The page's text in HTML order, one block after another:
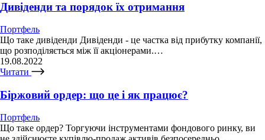
Дивіденди та порядок їх отримання
Портфель
Що таке дивіденди Дивіденди - це частка від прибутку компанії,
що розподіляється між її акціонерами.…
19.08.2022
Читати
Біржовий ордер: що це і як працює?
Портфель
Що таке ордер? Торгуючи інструментами фондового ринку, ви